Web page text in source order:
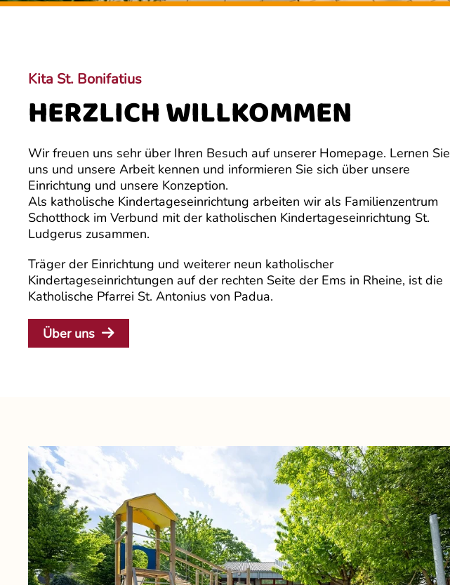
Kita St. Bonifatius
HERZLICH WILLKOMMEN
Wir freuen uns sehr über Ihren Besuch auf unserer Homepage. Lernen Sie
uns und unsere Arbeit kennen und informieren Sie sich über unsere
Einrichtung und unsere Konzeption.
Als katholische Kindertageseinrichtung arbeiten wir als Familienzentrum
Schotthock im Verbund mit der katholischen Kindertageseinrichtung St.
Ludgerus zusammen.
Träger der Einrichtung und weiterer neun katholischer
Kindertageseinrichtungen auf der rechten Seite der Ems in Rheine, ist die
Katholische Pfarrei St. Antonius von Padua.
Über uns